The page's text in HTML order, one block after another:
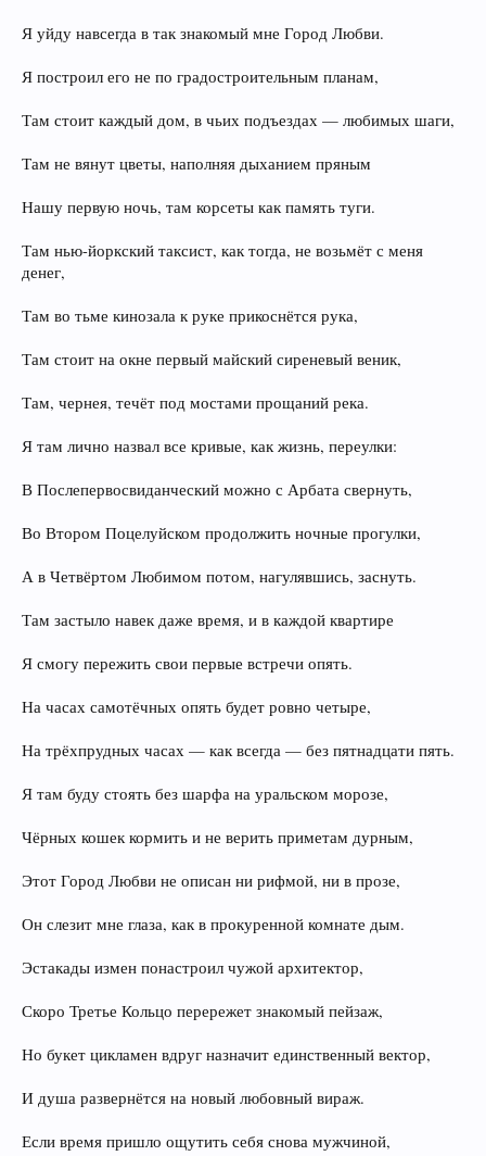
Я уйду навсегда в так знакомый мне Город Любви.
Я построил его не по градостроительным планам,
Там стоит каждый дом, в чьих подъездах — любимых шаги,
Там не вянут цветы, наполняя дыханием пряным
Нашу первую ночь, там корсеты как память туги.
Там нью-йоркский таксист, как тогда, не возьмёт с меня
денег,
Там во тьме кинозала к руке прикоснётся рука,
Там стоит на окне первый майский сиреневый веник,
Там, чернея, течёт под мостами прощаний река.
Я там лично назвал все кривые, как жизнь, переулки:
В Послепервосвиданческий можно с Арбата свернуть,
Во Втором Поцелуйском продолжить ночные прогулки,
А в Четвёртом Любимом потом, нагулявшись, заснуть.
Там застыло навек даже время, и в каждой квартире
Я смогу пережить свои первые встречи опять.
На часах самотёчных опять будет ровно четыре,
На трёхпрудных часах — как всегда — без пятнадцати пять.
Я там буду стоять без шарфа на уральском морозе,
Чёрных кошек кормить и не верить приметам дурным,
Этот Город Любви не описан ни рифмой, ни в прозе,
Он слезит мне глаза, как в прокуренной комнате дым.
Эстакады измен понастроил чужой архитектор,
Скоро Третье Кольцо перережет знакомый пейзаж,
Но букет цикламен вдруг назначит единственный вектор,
И душа развернётся на новый любовный вираж.
Если время пришло ощутить себя снова мужчиной,